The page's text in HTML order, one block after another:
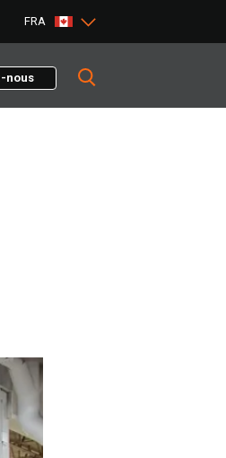
FRA
nous